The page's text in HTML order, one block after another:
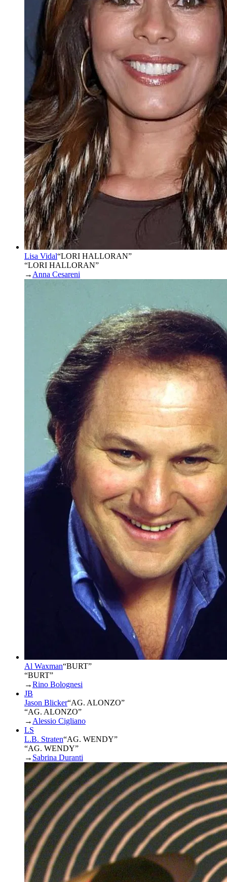
Lisa Vidal“LORI HALLORAN”
“LORI HALLORAN”
→ Anna Cesareni
Al Waxman“BURT”
“BURT”
→Rino Bolognesi
JB
Jason Blicker“AG. ALONZO”
“AG. ALONZO”
→ Alessio Cigliano
LS
L.B. Straten“AG. WENDY”
“AG. WENDY”
→ Sabrina Duranti